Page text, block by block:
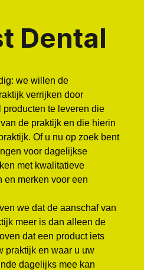
Dental
we willen de
verrijken door
te leveren die
de praktijk en die hierin
Of u nu op zoek bent
voor dagelijkse
met kwalitatieve
en merken voor een
we dat de aanschaf van
meer is dan alleen de
dat een product iets
praktijk en waar u uw
dagelijks mee kan